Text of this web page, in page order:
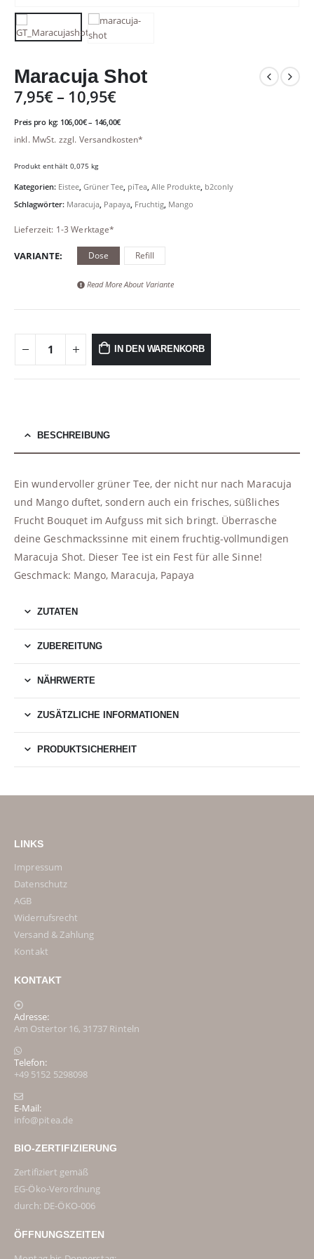
Maracuja Shot
7,95€–10,95€
Preis pro kg: 106,00€– 146,00€
inkl. MwSt. zzgl. Versandkosten*
Produkt enthält 0,075kg
Kategorien: Eistee Grüner Tee piTea Alle Produkte b2conly
Schlagwörter: Maracuja Papaya Fruchtig Mango
Lieferzeit: 1-3 Werktage*
VARIANTE Dose Refill
Read More About Variante
IN DEN WARENKORB
BESCHREIBUNG
Ein wundervoller grüner Tee, der nicht nur nach Maracuja
und Mango duftet, sondern auch ein frisches, süßliches
Frucht Bouquet im Aufguss mit sich bringt. Überrasche
deine Geschmackssinne mit einem fruchtig-vollmundigen
Maracuja Shot. Dieser Tee ist ein Fest für alle Sinne!
Geschmack: Mango, Maracuja, Papaya
ZUTATEN
ZUBEREITUNG
NÄHRWERTE
ZUSÄTZLICHE INFORMATIONEN
PRODUKTSICHERHEIT
LINKS
Impressum
Datenschutz
AGB
Widerrufsrecht
Versand & Zahlung
Kontakt
KONTAKT
Adresse:
Am Ostertor 16, 31737 Rinteln
Telefon:
+49 5152 5298098
E-Mail:
info@pitea.de
BIO-ZERTIFIZIERUNG
Zertifiziert gemäß
EG-Öko-Verordnung
durch: DE-ÖKO-006
ÖFFNUNGSZEITEN